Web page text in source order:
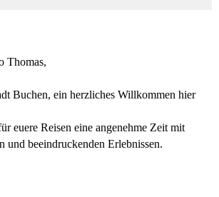
Thomas,
Buchen, ein herzliches Willkommen hier
euere Reisen eine angenehme Zeit mit
und beeindruckenden Erlebnissen.